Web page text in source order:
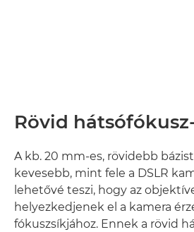
Rövid
A kb. 20 mm-es, rövidebb
kevesebb, mint fele a DSLR
lehetővé teszi, hogy az
helyezkedjenek el a kamera
fókuszsíkjához. Ennek a rövid